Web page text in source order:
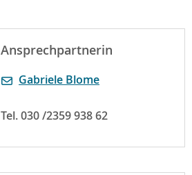
Ansprechpartnerin
Gabriele Blome
Tel. 030 /2359 938 62